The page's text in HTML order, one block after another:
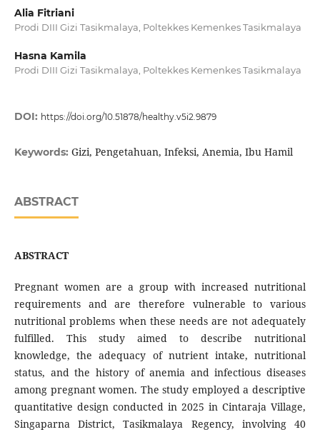
Alia Fitriani
Prodi DIII Gizi Tasikmalaya, Poltekkes Kemenkes Tasikmalaya
Hasna Kamila
Prodi DIII Gizi Tasikmalaya, Poltekkes Kemenkes Tasikmalaya
DOI: https://doi.org/10.51878/healthy.v5i2.9879
Keywords: Gizi, Pengetahuan, Infeksi, Anemia, Ibu Hamil
ABSTRACT
ABSTRACT
Pregnant women are a group with increased nutritional
requirements and are therefore vulnerable to various
nutritional problems when these needs are not adequately
fulfilled. This study aimed to describe nutritional
knowledge, the adequacy of nutrient intake, nutritional
status, and the history of anemia and infectious diseases
among pregnant women. The study employed a descriptive
quantitative design conducted in 2025 in Cintaraja Village,
Singaparna District, Tasikmalaya Regency, involving 40